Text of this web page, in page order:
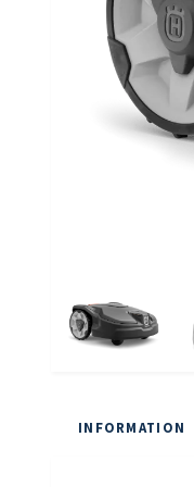
INFORMATION